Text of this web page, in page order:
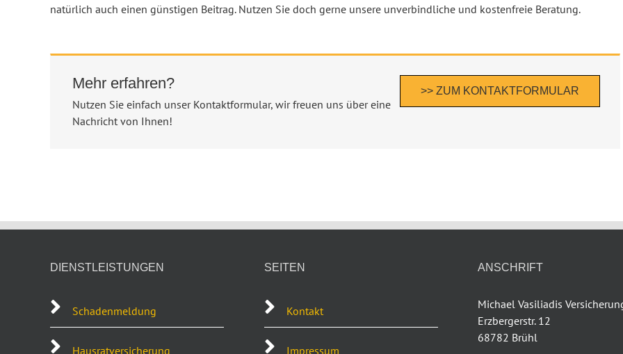
natürlich auch einen günstigen Beitrag. Nutzen Sie doch gerne unsere unverbindliche und kostenfreie Beratung.
>> ZUM KONTAKTFORMULAR
Mehr erfahren?
Nutzen Sie einfach unser Kontaktformular, wir freuen uns über eine
Nachricht von Ihnen!
DIENSTLEISTUNGEN
Schadenmeldung
Hausratversicherung
SEITEN
Kontakt
Impressum
ANSCHRIFT
Michael Vasiliadis
Erzbergerstr. 12
68782 Brühl